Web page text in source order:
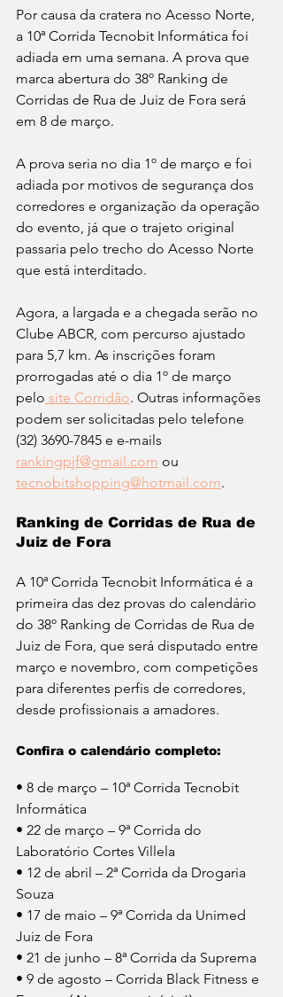
Por causa da cratera no Acesso Norte,
a 10ª Corrida Tecnobit Informática foi
adiada em uma semana. A prova que
marca abertura do 38º Ranking de
Corridas de Rua de Juiz de Fora será
em 8 de março.
A prova seria no dia 1º de março e foi
adiada por motivos de segurança dos
corredores e organização da operação
do evento, já que o trajeto original
passaria pelo trecho do Acesso Norte
que está interditado.
Agora, a largada e a chegada serão no
Clube ABCR, com percurso ajustado
para 5,7 km. As inscrições foram
prorrogadas até o dia 1º de março
pelo site Corridão. Outras informações
podem ser solicitadas pelo telefone
(32) 3690-7845 e e-mails
rankingpjf@gmail.com ou
tecnobitshopping@hotmail.com.
Ranking de Corridas de Rua de
Juiz de Fora
A 10ª Corrida Tecnobit Informática é a
primeira das dez provas do calendário
do 38º Ranking de Corridas de Rua de
Juiz de Fora, que será disputado entre
março e novembro, com competições
para diferentes perfis de corredores,
desde profissionais a amadores.
Confira o calendário completo:
• 8 de março – 10ª Corrida Tecnobit
Informática
• 22 de março – 9ª Corrida do
Laboratório Cortes Villela
• 12 de abril – 2ª Corrida da Drogaria
Souza
• 17 de maio – 9ª Corrida da Unimed
Juiz de Fora
• 21 de junho – 8ª Corrida da Suprema
• 9 de agosto – Corrida Black Fitness e